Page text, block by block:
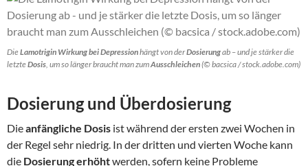
DieLamotrigin Wirkung bei Depressionhängt von derDosierungab – und je stärker die
letzteDosis, um so länger braucht man zumAusschleichen(© bacsica / stock.adobe.com)
Dosierung und Überdosierung
Dieanfängliche Dosis ist während der ersten zwei Wochen in
der Regel sehr niedrig. In der dritten und vierten Woche kann
die Dosierung erhöhtwerden, sofern keine Probleme